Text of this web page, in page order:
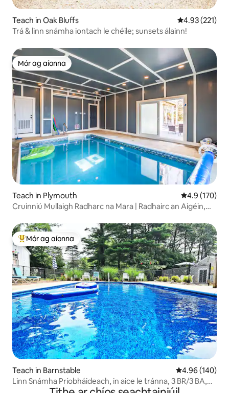
Teach in Oak Bluffs Meánrátáil
4.93 (221)
Trá & linn snámha iontach le chéile; sunsets álainn!
Mór ag aíonna
Mór ag aíonna
Teach in Plymouth Meánrátáil
4.9 (170)
Cruinniú Mullaigh Radharc na Mara | Radhairc an Aigéin,
An-mhór ag aíonna
Mór ag aíonna
Teach in Barnstable Meánrátáil
4.96 (140)
Linn Snámha Príobháideach, in aice le tránna, 3 BR/3 BA,
Central Air